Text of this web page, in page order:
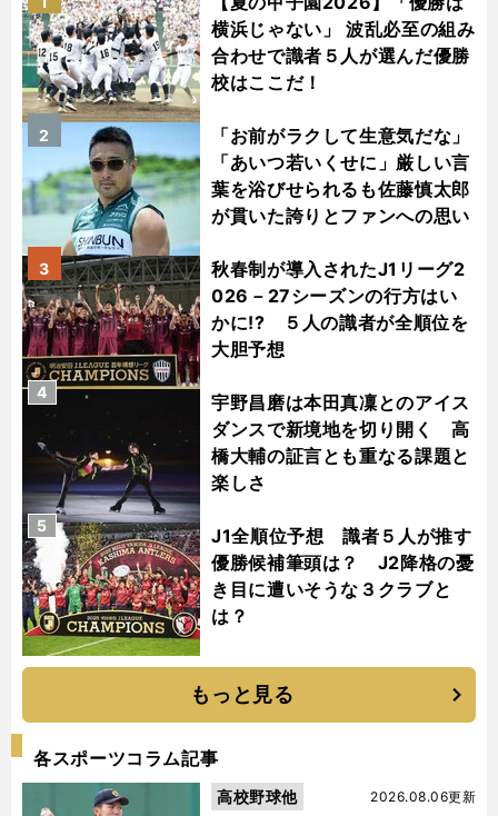
横浜じゃない」 波乱必至の組み
合わせで識者５人が選んだ優勝
校はここだ！
「お前がラクして生意気だな」
「あいつ若いくせに」厳しい言
葉を浴びせられるも佐藤慎太郎
が貫いた誇りとファンへの思い
2
秋春制が導入されたJ1リーグ2
026－27シーズンの行方はい
かに!? ５人の識者が全順位を
大胆予想
3
宇野昌磨は本田真凜とのアイス
ダンスで新境地を切り開く 高
橋大輔の証言とも重なる課題と
楽しさ
4
J1全順位予想 識者５人が推す
優勝候補筆頭は？ J2降格の憂
き目に遭いそうな３クラブと
は？
5
もっと見る
各スポーツコラム記事
2026.08.06更新
高校野球他